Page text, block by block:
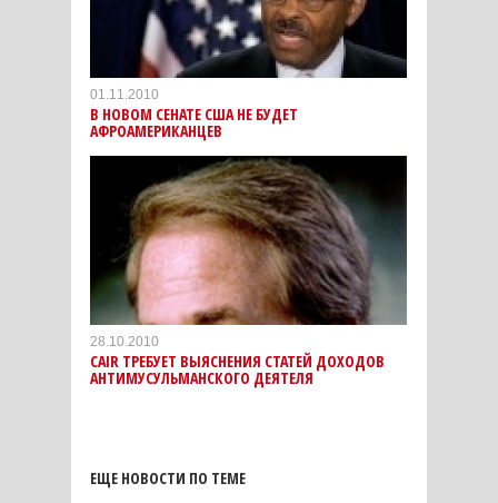
01.11.2010
В НОВОМ СЕНАТЕ США НЕ БУДЕТ
АФРОАМЕРИКАНЦЕВ
28.10.2010
CAIR ТРЕБУЕТ ВЫЯСНЕНИЯ СТАТЕЙ ДОХОДОВ
АНТИМУСУЛЬМАНСКОГО ДЕЯТЕЛЯ
ЕЩЕ НОВОСТИ ПО ТЕМЕ